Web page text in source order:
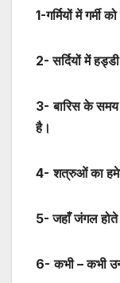
1-गर्मियों में गर्मी
2- सर्दियों में
3- बारिस के समय
है।
4- शत्रुओं का
5- जहाँ जंगल होते
6- कभी – कभी